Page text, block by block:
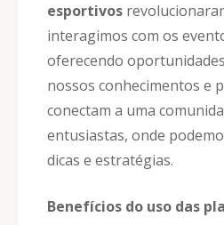
esportivos
interagimos com os
oferecendo
nossos conhecimentos e
conectam a uma
entusiastas, onde
dicas e estratégias.
Benefícios do uso das